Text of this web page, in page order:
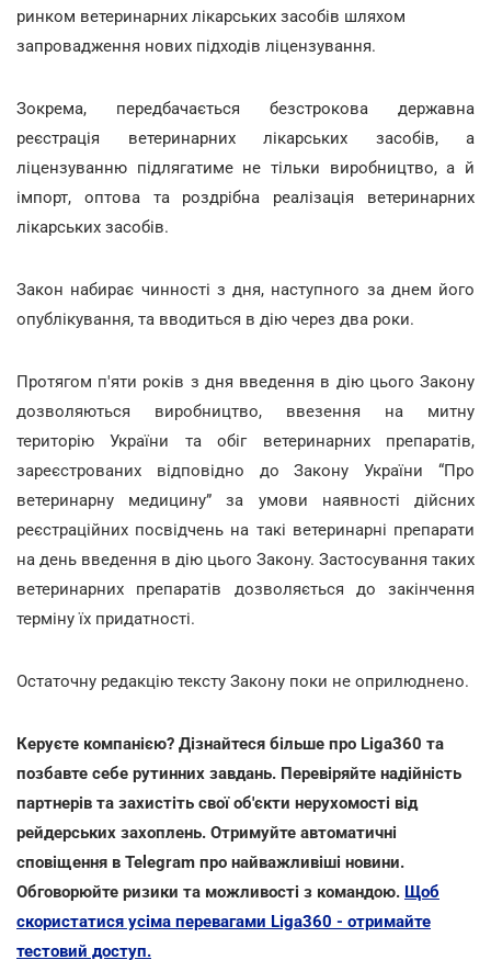
ринком ветеринарних лікарських засобів шляхом
запровадження нових підходів ліцензування.
Зокрема, передбачається безстрокова державна
реєстрація ветеринарних лікарських засобів, а
ліцензуванню підлягатиме не тільки виробництво, а й
імпорт, оптова та роздрібна реалізація ветеринарних
лікарських засобів.
Закон набирає чинності з дня, наступного за днем його
опублікування, та вводиться в дію через два роки.
Протягом п'яти років з дня введення в дію цього Закону
дозволяються виробництво, ввезення на митну
територію України та обіг ветеринарних препаратів,
зареєстрованих відповідно до Закону України “Про
ветеринарну медицину” за умови наявності дійсних
реєстраційних посвідчень на такі ветеринарні препарати
на день введення в дію цього Закону. Застосування таких
ветеринарних препаратів дозволяється до закінчення
терміну їх придатності.
Остаточну редакцію тексту Закону поки не оприлюднено.
Керуєте компанією? Дізнайтеся більше про Liga360 та
позбавте себе рутинних завдань. Перевіряйте надійність
партнерів та захистіть свої об'єкти нерухомості від
рейдерських захоплень. Отримуйте автоматичні
сповіщення в Telegram про найважливіші новини.
Обговорюйте ризики та можливості з командою. Щоб
скористатися усіма перевагами Liga360 - отримайте
тестовий доступ.